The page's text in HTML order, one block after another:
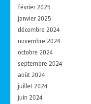
février 2025
janvier 2025
décembre 2024
novembre 2024
octobre 2024
septembre 2024
août 2024
juillet 2024
juin 2024